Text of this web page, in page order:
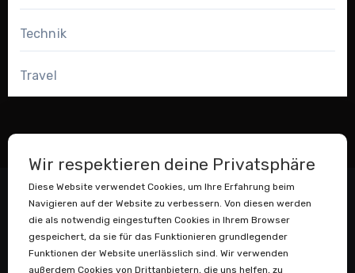
Technik
Travel
Wir respektieren deine Privatsphäre
Diese Website verwendet Cookies, um Ihre Erfahrung beim
Navigieren auf der Website zu verbessern. Von diesen werden
die als notwendig eingestuften Cookies in Ihrem Browser
gespeichert, da sie für das Funktionieren grundlegender
Funktionen der Website unerlässlich sind. Wir verwenden
außerdem Cookies von Drittanbietern, die uns helfen, zu